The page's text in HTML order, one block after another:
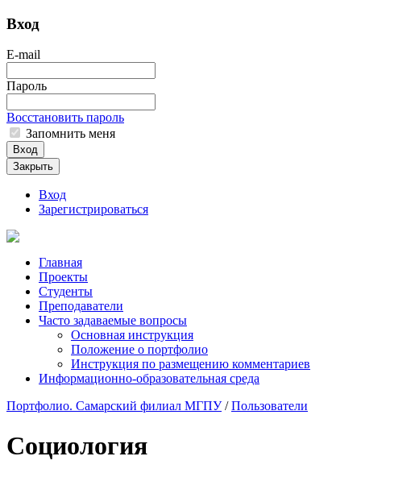
Вход
E-mail
Пароль
Восстановить пароль
Запомнить меня
Вход
Закрыть
Вход
Зарегистрироваться
Главная
Проекты
Студенты
Преподаватели
Часто задаваемые вопросы
Основная инструкция
Положение о портфолио
Инструкция по размещению комментариев
Информационно-образовательная среда
Портфолио. Самарский филиал МГПУ/Пользователи
Социология